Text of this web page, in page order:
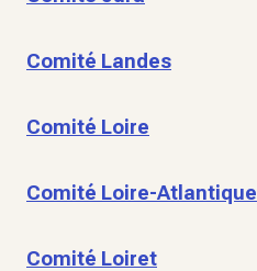
Comité Landes
Comité Loire
Comité Loire-Atlantique
Comité Loiret